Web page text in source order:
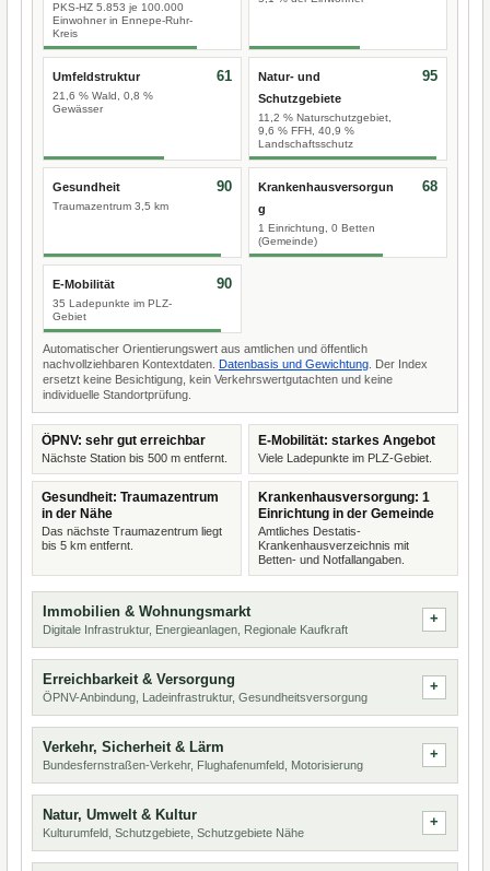
PKS-HZ 5.853 je 100.000
Einwohner in Ennepe-Ruhr-
Kreis
Umfeldstruktur
21,6 % Wald, 0,8 %
Gewässer
61
Natur- und
Schutzgebiete
11,2 % Naturschutzgebiet,
9,6 % FFH, 40,9 %
Landschaftsschutz
95
Gesundheit
Traumazentrum 3,5 km
90
Krankenhausversorgun
g
1 Einrichtung, 0 Betten
(Gemeinde)
68
E-Mobilität
35 Ladepunkte im PLZ-
Gebiet
90
Automatischer Orientierungswert aus amtlichen und öffentlich
nachvollziehbaren Kontextdaten. Datenbasis und Gewichtung . Der Index
ersetzt keine Besichtigung, kein Verkehrswertgutachten und keine
individuelle Standortprüfung.
ÖPNV: sehr gut erreichbar
Nächste Station bis 500 m entfernt.
E-Mobilität: starkes Angebot
Viele Ladepunkte im PLZ-Gebiet.
Gesundheit: Traumazentrum
in der Nähe
Das nächste Traumazentrum liegt
bis 5 km entfernt.
Krankenhausversorgung: 1
Einrichtung in der Gemeinde
Amtliches Destatis-
Krankenhausverzeichnis mit
Betten- und Notfallangaben.
Immobilien & Wohnungsmarkt
Digitale Infrastruktur, Energieanlagen, Regionale Kaufkraft
Erreichbarkeit & Versorgung
ÖPNV-Anbindung, Ladeinfrastruktur, Gesundheitsversorgung
Verkehr, Sicherheit & Lärm
Bundesfernstraßen-Verkehr, Flughafenumfeld, Motorisierung
Natur, Umwelt & Kultur
Kulturumfeld, Schutzgebiete, Schutzgebiete Nähe